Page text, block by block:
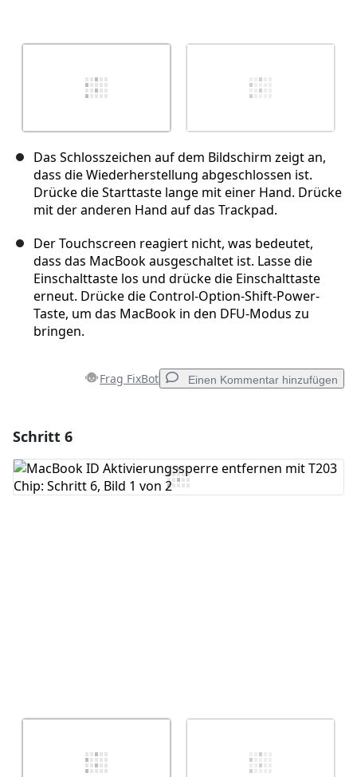
Das Schlosszeichen auf dem Bildschirm zeigt an,
dass die Wiederherstellung abgeschlossen ist.
Drücke die Starttaste lange mit einer Hand. Drücke
mit der anderen Hand auf das Trackpad.
Der Touchscreen reagiert nicht, was bedeutet,
dass das MacBook ausgeschaltet ist. Lasse die
Einschalttaste los und drücke die Einschalttaste
erneut. Drücke die Control-Option-Shift-Power-
Taste, um das MacBook in den DFU-Modus zu
bringen.
Frag FixBot Einen Kommentar hinzufügen
Kommentar hinzufügen
Schritt 6